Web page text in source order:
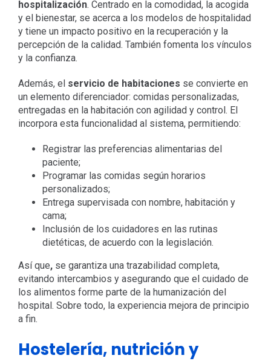
hospitalización. Centrado en la comodidad, la acogida
y el bienestar, se acerca a los modelos de hospitalidad
y tiene un impacto positivo en la recuperación y la
percepción de la calidad. También fomenta los vínculos
y la confianza.
Además, el servicio de habitaciones se convierte en
un elemento diferenciador: comidas personalizadas,
entregadas en la habitación con agilidad y control. El
incorpora esta funcionalidad al sistema, permitiendo:
Registrar las preferencias alimentarias del
paciente;
Programar las comidas según horarios
personalizados;
Entrega supervisada con nombre, habitación y
cama;
Inclusión de los cuidadores en las rutinas
dietéticas, de acuerdo con la legislación.
Así que,se garantiza una trazabilidad completa,
evitando intercambios y asegurando que el cuidado de
los alimentos forme parte de la humanización del
hospital. Sobre todo, la experiencia mejora de principio
a fin.
Hostelería, nutrición y